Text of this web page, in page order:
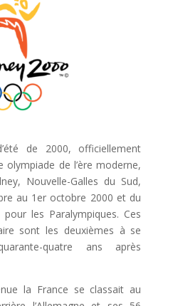
de 2000, officiellement
olympiade de l’ère moderne,
Nouvelle-Galles du Sud,
au 1er octobre 2000 et du
les Paralympiques. Ces
sont les deuxièmes à se
quatre ans après
la France se classait au